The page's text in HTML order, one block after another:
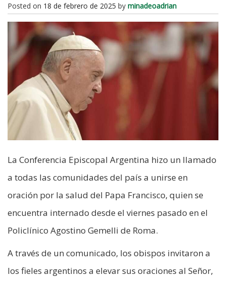
Posted on 18 de febrero de 2025 by minadeoadrian
La Conferencia Episcopal Argentina hizo un llamado
a todas las comunidades del país a unirse en
oración por la salud del Papa Francisco, quien se
encuentra internado desde el viernes pasado en el
Policlínico Agostino Gemelli de Roma.
A través de un comunicado, los obispos invitaron a
los fieles argentinos a elevar sus oraciones al Señor,